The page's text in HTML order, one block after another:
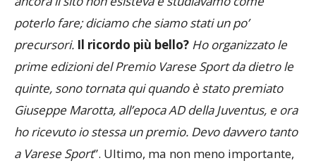
Sport, come ad esempio le prime riunioni quando
ancora il sito non esisteva e studiavamo come
poterlo fare; diciamo che siamo stati un po’
precursori.Il ricordo più bello?Ho organizzato le
prime edizioni del Premio Varese Sport da dietro le
quinte, sono tornata qui quando è stato premiato
Giuseppe Marotta, all’epoca AD della Juventus, e ora
ho ricevuto io stessa un premio. Devo davvero tanto